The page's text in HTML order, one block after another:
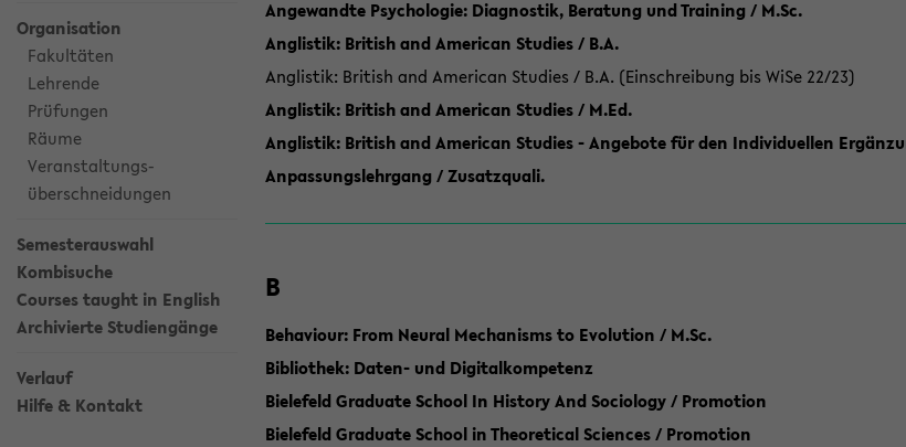
Organisation
Fakultäten
Lehrende
Prüfungen
Räume
Veranstaltungs-
überschneidungen
Semesterauswahl
Kombisuche
Courses taught in English
Archivierte Studiengänge
Verlauf
Hilfe & Kontakt
Angewandte Psychologie: Diagnostik, Beratung und Training / M.Sc.
Anglistik: British and American Studies / B.A.
Anglistik: British and American Studies / B.A. (Einschreibung bis WiSe 22/23)
Anglistik: British and American Studies / M.Ed.
Anglistik: British and American Studies - Angebote für den Individuellen
Anpassungslehrgang / Zusatzquali.
B
Behaviour: From Neural Mechanisms to Evolution / M.Sc.
Bibliothek: Daten- und Digitalkompetenz
Bielefeld Graduate School In History And Sociology / Promotion
Bielefeld Graduate School in Theoretical Sciences / Promotion